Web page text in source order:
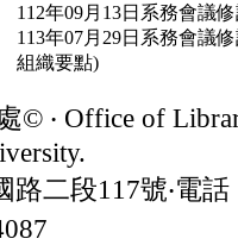
112年09月13日系務會議
113年07月29日系務會議
組織要點)
© ‧ Office of
二段117號‧電話